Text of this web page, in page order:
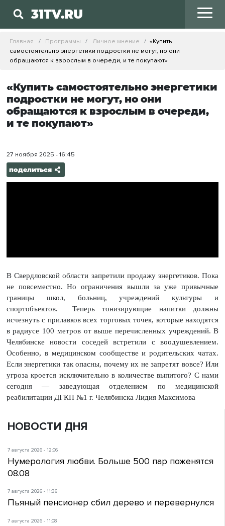
31TV.RU
Главная Программы Личное мнение
«Купить
самостоятельно энергетики подростки не могут, но они
обращаются к взрослым в очереди, и те покупают»
«Купить самостоятельно энергетики
подростки не могут, но они
обращаются к взрослым в очереди,
и те покупают»
27 ноября 2025 - 16:45
поделиться
В Свердловской области запретили продажу энергетиков. Пока
не повсеместно. Но ограничения вышли за уже привычные
границы школ, больниц, учреждений культуры и
спортобъектов. Теперь тонизирующие напитки должны
исчезнуть с прилавков всех торговых точек, которые находятся
в радиусе 100 метров от выше перечисленных учреждений. В
Челябинске новости соседей встретили с воодушевлением.
Особенно, в медицинском сообществе и родительских чатах.
Если энергетики так опасны, почему их не запретят вовсе? Или
угроза кроется исключительно в количестве выпитого? С нами
сегодня — заведующая отделением по медицинской
реабилитации ДГКП №1 г. Челябинска Лидия Максимова
НОВОСТИ ДНЯ
7 августа 2026 - 12:06
Нумерология любви. Больше 500 пар поженятся
08.08
7 августа 2026 - 11:36
Пьяный пенсионер сбил дерево и перевернулся
7 августа 2026 - 11:08